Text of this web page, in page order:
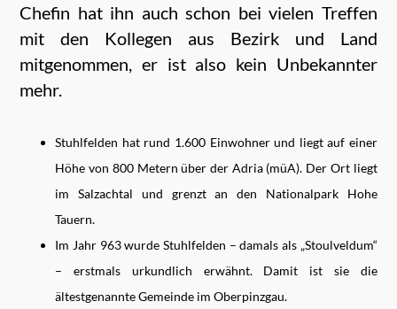
Chefin hat ihn auch schon bei vielen Treffen
mit den Kollegen aus Bezirk und Land
mitgenommen, er ist also kein Unbekannter
mehr.
Stuhlfelden hat rund 1.600 Einwohner und liegt auf einer
Höhe von 800 Metern über der Adria (müA). Der Ort liegt
im Salzachtal und grenzt an den Nationalpark Hohe
Tauern.
Im Jahr 963 wurde Stuhlfelden – damals als „Stoulveldum“
– erstmals urkundlich erwähnt. Damit ist sie die
ältestgenannte Gemeinde im Oberpinzgau.